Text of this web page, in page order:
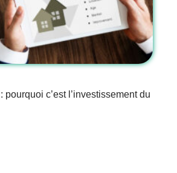
pourquoi c’est l’investissement du